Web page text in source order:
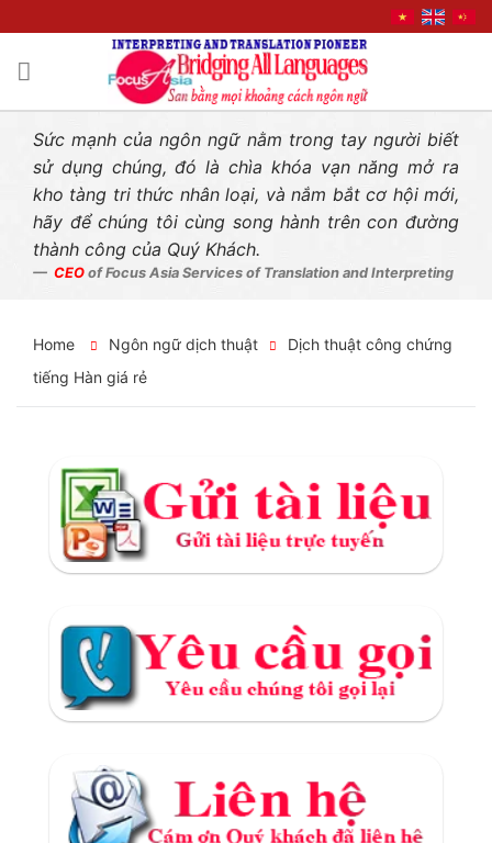
Sức mạnh của ngôn ngữ nằm trong tay người biết
sử dụng chúng, đó là chìa khóa vạn năng mở ra
kho tàng tri thức nhân loại, và nắm bắt cơ hội mới,
hãy để chúng tôi cùng song hành trên con đường
thành công của Quý Khách.
CEO of Focus Asia Services of Translation and Interpreting
Home Ngôn ngữ dịch thuật
Dịch thuật công chứng
tiếng Hàn giá rẻ